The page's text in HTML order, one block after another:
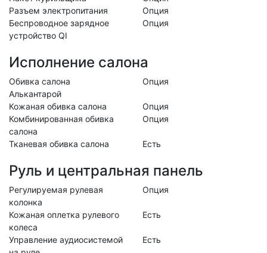
Разъем электропитания
Опция
Беспроводное зарядное
устройство QI
Опция
Исполнение салона
Обивка салона
Алькантарой
Опция
Кожаная обивка салона
Опция
Комбинированная обивка
салона
Опция
Тканевая обивка салона Есть
Руль и центральная панель
Регулируемая рулевая
колонка
Опция
Кожаная оплетка рулевого
колеса
Есть
Управление аудиосистемой
Есть